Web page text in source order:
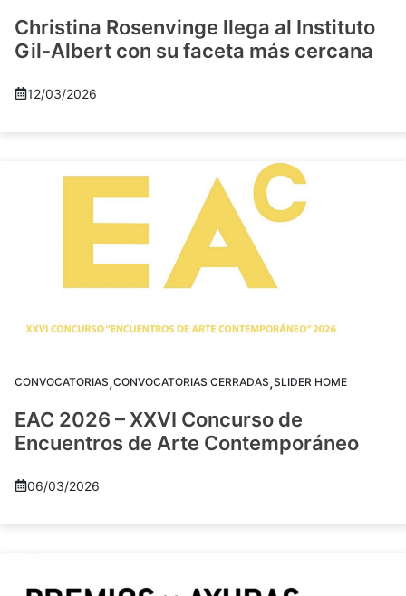
Christina Rosenvinge llega al Instituto
Gil-Albert con su faceta más cercana
12/03/2026
CONVOCATORIAS,CONVOCATORIAS CERRADAS,SLIDER HOME
EAC 2026 – XXVI Concurso de
Encuentros de Arte Contemporáneo
06/03/2026